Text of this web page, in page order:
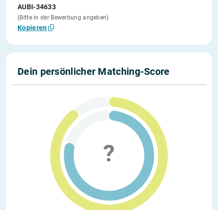
AUBI-34633
(Bitte in der Bewerbung angeben)
Kopieren
Dein persönlicher Matching-Score